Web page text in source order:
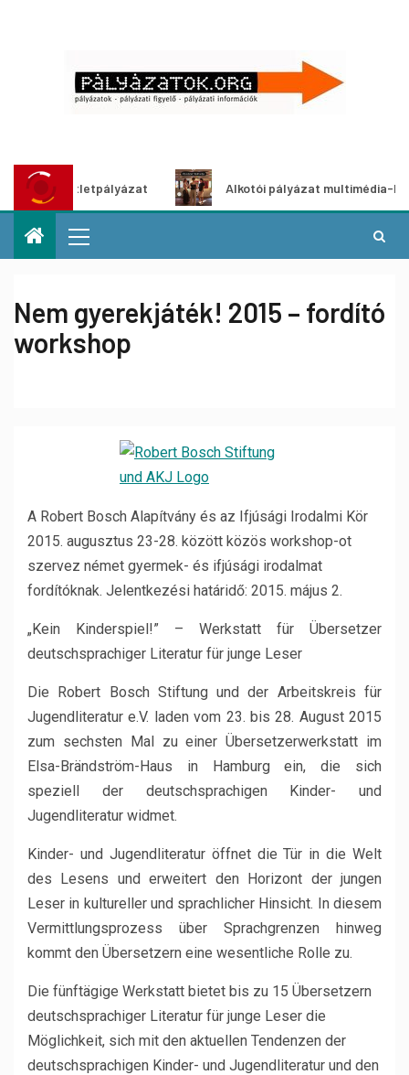
ötletpályázat Alkotói pályázat multimédia-
Nem gyerekjáték! 2015 – fordító
workshop
A Robert Bosch Alapítvány és az Ifjúsági Irodalmi Kör
2015. augusztus 23-28. között közös workshop-ot
szervez német gyermek- és ifjúsági irodalmat
fordítóknak. Jelentkezési határidő: 2015. május 2.
„Kein Kinderspiel!” – Werkstatt für Übersetzer
deutschsprachiger Literatur für junge Leser
Die Robert Bosch Stiftung und der Arbeitskreis für
Jugendliteratur e.V. laden vom 23. bis 28. August 2015
zum sechsten Mal zu einer Übersetzerwerkstatt im
Elsa-Brändström-Haus in Hamburg ein, die sich
speziell der deutschsprachigen Kinder- und
Jugendliteratur widmet.
Kinder- und Jugendliteratur öffnet die Tür in die Welt
des Lesens und erweitert den Horizont der jungen
Leser in kultureller und sprachlicher Hinsicht. In diesem
Vermittlungsprozess über Sprachgrenzen hinweg
kommt den Übersetzern eine wesentliche Rolle zu.
Die fünftägige Werkstatt bietet bis zu 15 Übersetzern
deutschsprachiger Literatur für junge Leser die
Möglichkeit, sich mit den aktuellen Tendenzen der
deutschsprachigen Kinder- und Jugendliteratur und den